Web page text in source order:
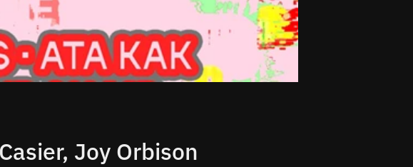
Joy Orbison